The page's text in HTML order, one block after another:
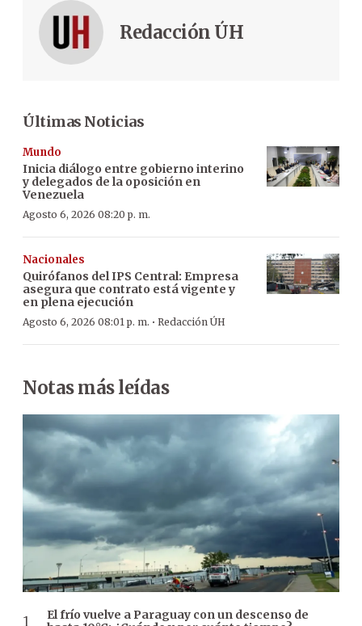
Redacción ÚH
Últimas Noticias
Mundo
Inicia diálogo entre gobierno interino
y delegados de la oposición en
Venezuela
Agosto 6, 2026 08:20 p. m.
Nacionales
Quirófanos del IPS Central: Empresa
asegura que contrato está vigente y
en plena ejecución
Agosto 6, 2026 08:01 p. m. · Redacción ÚH
Notas más leídas
El frío vuelve a Paraguay con un descenso de